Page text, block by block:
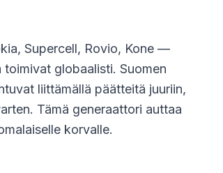
Supercell, Rovio, Kone —
globaalisti. Suomen
liittämällä päätteitä juuriin,
Tämä generaattori auttaa
korvalle.